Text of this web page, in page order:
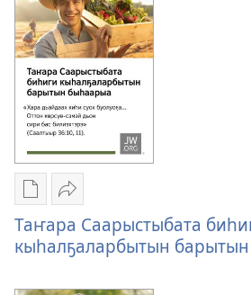
эһиги
олоххутун
тупсарыахтарын
сөп
сөп
Публикациялар
электроннай
көрүҥнэрин
загрузкалара
Таҥара
Үллэстии
Таҥара
Саарыстыбата
биһиги
кыһалҕаларбытын
Таҥара Саарыстыбата
кыһалҕаларбытын